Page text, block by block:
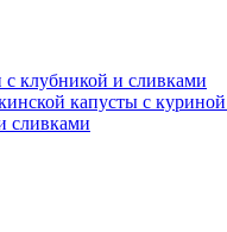
клубникой и сливками
капусты с куриной
сливками